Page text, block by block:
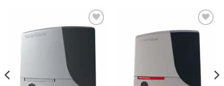
Add to
Add to
wishlist